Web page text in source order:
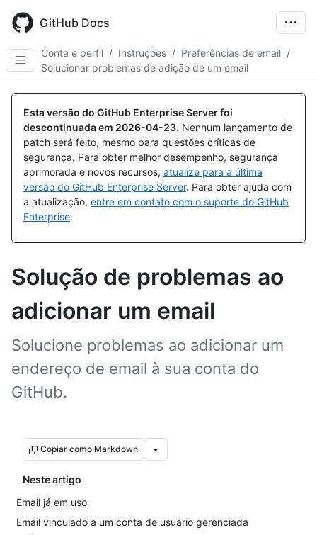
main
content
GitHub Docs
Conta e perfil / Instruções / Preferências de email /
Solucionar problemas de adição de um email
Esta versão do GitHub Enterprise Server foi
descontinuada em 2026-04-23. Nenhum lançamento de
patch será feito, mesmo para questões críticas de
segurança. Para obter melhor desempenho, segurança
aprimorada e novos recursos, atualize para a última
versão do GitHub Enterprise Server. Para obter ajuda com
a atualização, entre em contato com o suporte do GitHub
Enterprise.
Solução de problemas ao
adicionar um email
Solucione problemas ao adicionar um
endereço de email à sua conta do
GitHub.
Copiar como Markdown
Neste artigo
Email já em uso
Email vinculado a um conta de usuário gerenciada